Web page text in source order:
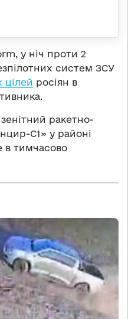
у ніч проти 2
систем ЗСУ
цілей росіян в
ракетно-
С1» у районі
в тимчасово